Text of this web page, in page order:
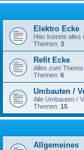
Elektro Ecke
Hier kommt alles
Themen: 3
Refit Ecke
Alles zum Thema
Themen: 6
Umbauten /
Alle Umbauten /
Themen: 15
Allgemeines